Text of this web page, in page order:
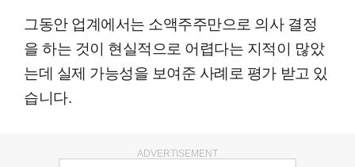
그동안 업계에서는 소액주주만으로 의사 결정
을 하는 것이 현실적으로 어렵다는 지적이 많았
는데 실제 가능성을 보여준 사례로 평가 받고 있
습니다.
ADVERTISEMENT